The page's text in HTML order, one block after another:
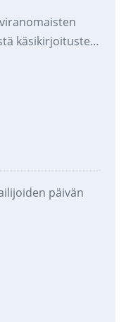
käsikirjoitusten
päivän